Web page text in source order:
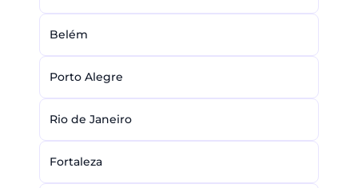
Belém
Porto Alegre
Rio de Janeiro
Fortaleza